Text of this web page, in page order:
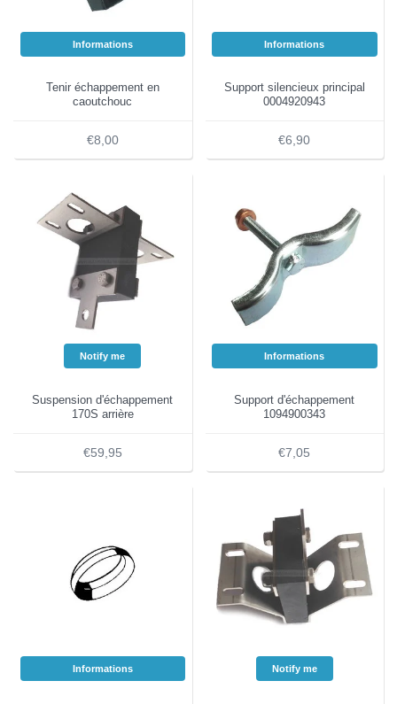
Informations
Tenir échappement en
caoutchouc
€8,00
Informations
Support silencieux principal
0004920943
€6,90
Notify me
Suspension d'échappement
170S arrière
€59,95
Informations
Support d'échappement
1094900343
€7,05
Informations Notify me